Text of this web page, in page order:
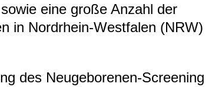
eine große Anzahl der
in Nord­rhein-​West­fa­len (NRW)
des Neu­ge­bo­re­nen-​Scree­ning